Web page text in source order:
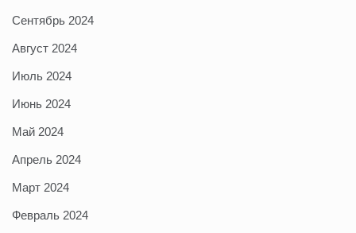
Сентябрь 2024
Август 2024
Июль 2024
Июнь 2024
Май 2024
Апрель 2024
Март 2024
Февраль 2024